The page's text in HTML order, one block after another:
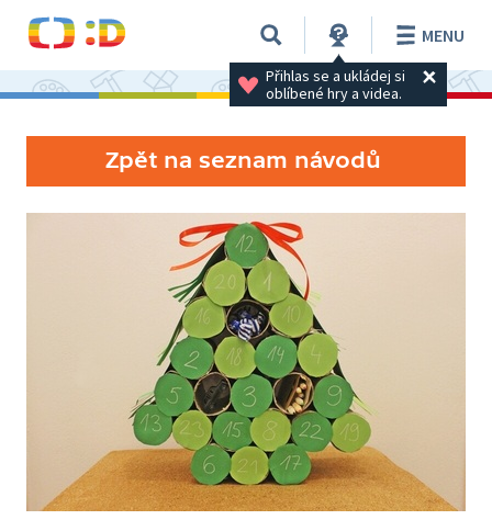
Přihlas se a ukládej si
oblíbené hry a videa.
MENU
Zpět na seznam návodů